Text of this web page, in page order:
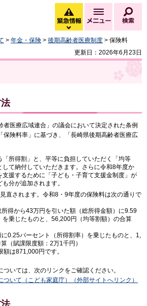
緊急情報
緊急情報を開く
メニュー
> 年金・保険 > 後期高齢者医療制度 > 保険料
更新日：2026年6月23日
者医療広域連合」の議会において決定された条例
保険料率」に基づき、「長崎県後期高齢者医療広
「所得割」と、平等に負担していただく「均等
して納付していただきます。さらに令和8年度か
支援するために「子ども・子育て支援金制度」が
分が追加されます。
直されます。令和8・9年度の保険料は次の通りで
得から43万円を引いた額（総所得金額）に9.59
を乗じたものと、56,200円（均等割額）の合算
0.25パーセント（所得割率）を乗じたものと、1,
（賦課限度額：2万1千円）
は871,000円です。
いては、次のリンクをご確認ください。
いて（こども家庭庁）（外部サイトへリンク）